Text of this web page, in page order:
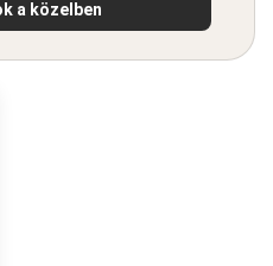
a közelben